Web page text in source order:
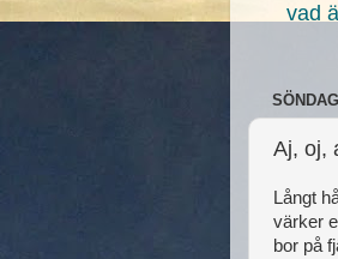
vad
Aj, oj,
Långt
värker
bor på